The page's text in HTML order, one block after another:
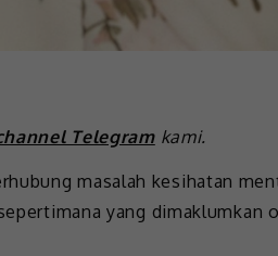
Telegramkami.
masalah kesihatan
yang dimaklumkan